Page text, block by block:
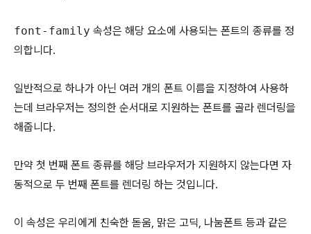
font-family 속성은 해당 요소에 사용되는 폰트의 종류를 정
의합니다.
일반적으로 하나가 아닌 여러 개의 폰트 이름을 지정하여 사용하
는데 브라우저는 정의한 순서대로 지원하는 폰트를 골라 렌더링을
해줍니다.
만약 첫 번째 폰트 종류를 해당 브라우저가 지원하지 않는다면 자
동적으로 두 번째 폰트를 렌더링 하는 것입니다.
이 속성은 우리에게 친숙한 돋움, 맑은 고딕, 나눔폰트 등과 같은